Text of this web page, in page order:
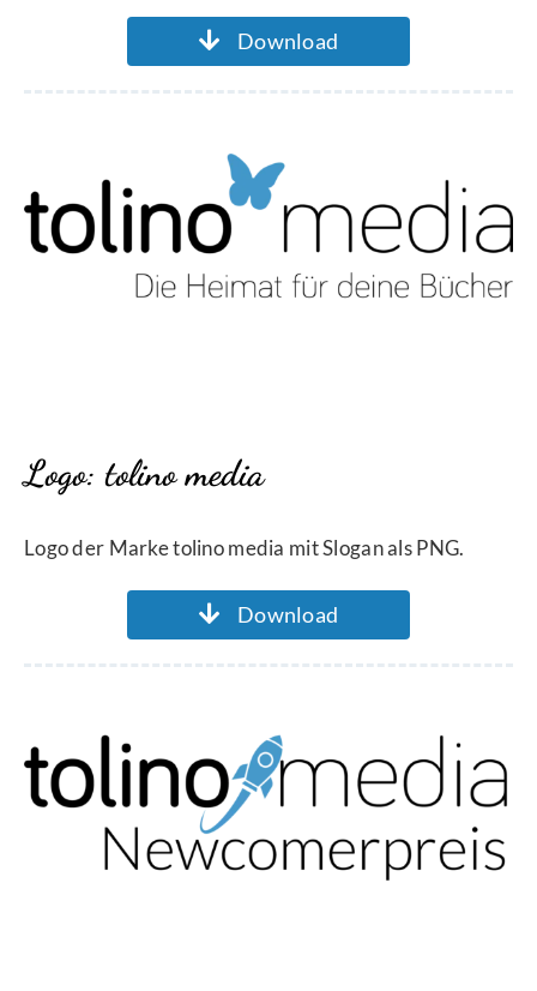
Download
Logo: tolino media
Logo der Marke tolino media mit Slogan als PNG.
Download